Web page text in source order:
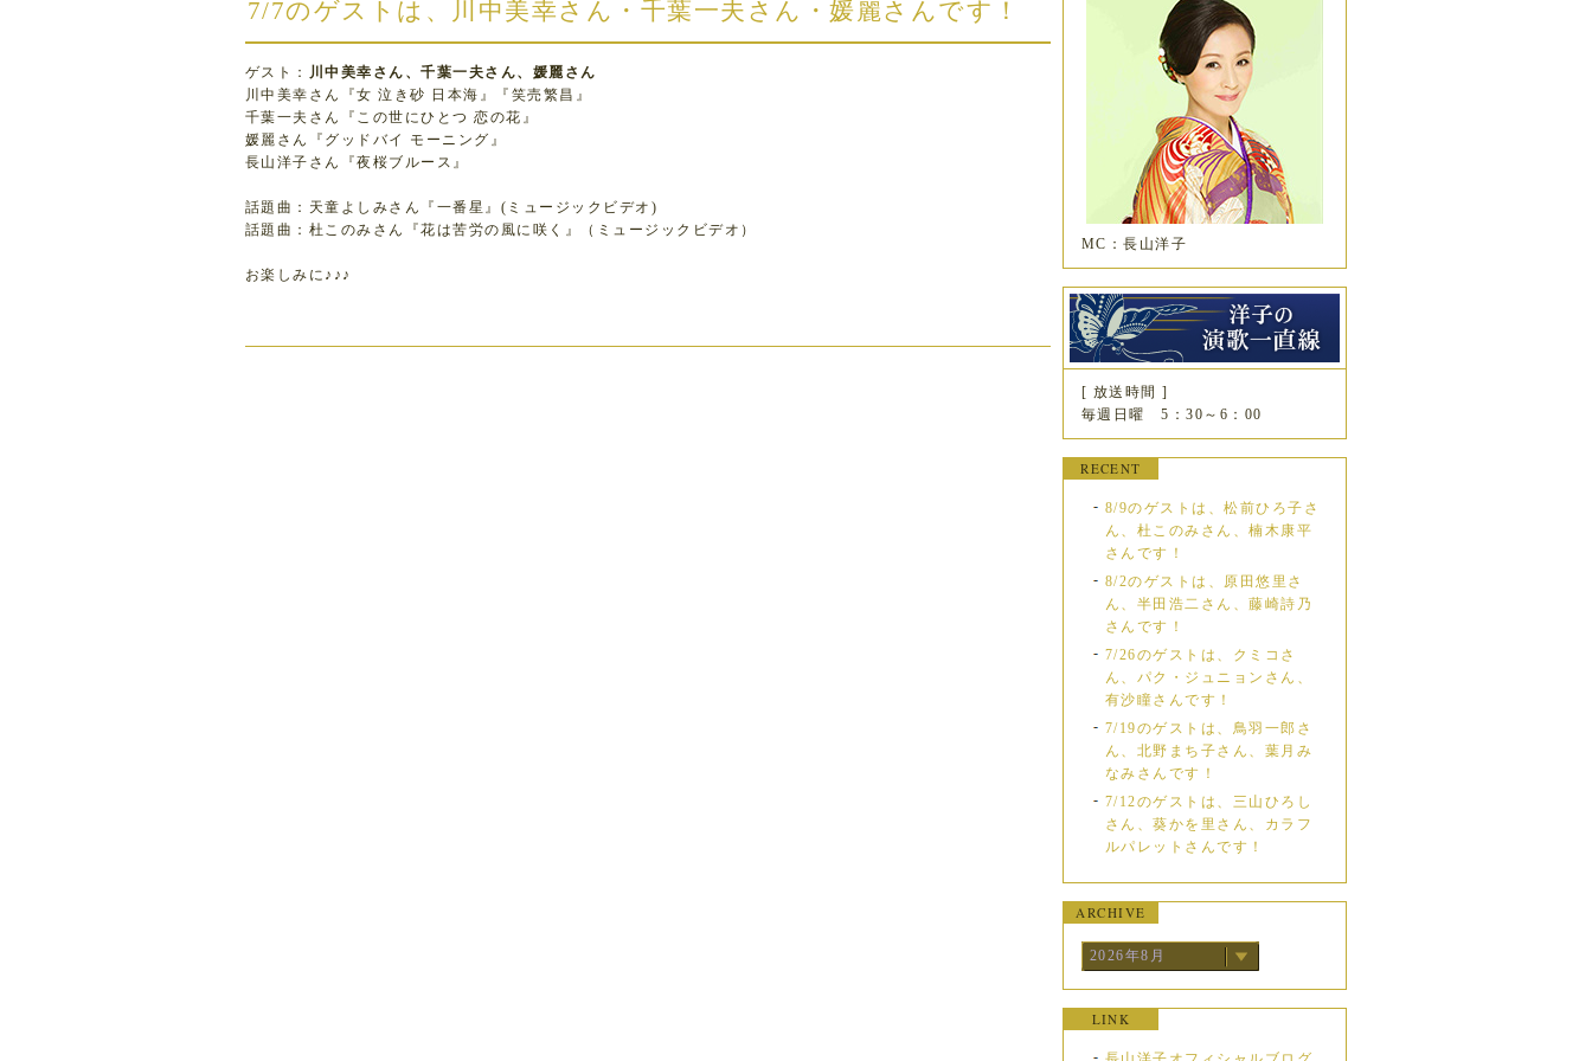
7/7のゲストは、川中美幸さん・千葉一夫さん・媛麗さんです！
ゲスト： 川中美幸さん、千葉一夫さん、媛麗さん
川中美幸さん『女 泣き砂 日本海』『笑売繁昌』
千葉一夫さん『この世にひとつ 恋の花』
媛麗さん『グッドバイ モーニング』
長山洋子さん『夜桜ブルース』
話題曲：天童よしみさん『一番星』(ミュージックビデオ)
話題曲：杜このみさん『花は苦労の風に咲く』（ミュージックビデオ）
お楽しみに♪♪♪
MC：長山洋子
[ 放送時間 ]
毎週日曜 5：30～6：00
RECENT
8/9のゲストは、松前ひろ子さ
ん、杜このみさん、楠木康平
さんです！
8/2のゲストは、原田悠里さ
ん、半田浩二さん、藤崎詩乃
さんです！
7/26のゲストは、クミコさ
ん、パク・ジュニョンさん、
有沙瞳さんです！
7/19のゲストは、鳥羽一郎さ
ん、北野まち子さん、葉月み
なみさんです！
7/12のゲストは、三山ひろし
さん、葵かを里さん、カラフ
ルパレットさんです！
ARCHIVE
2026年8月
LINK